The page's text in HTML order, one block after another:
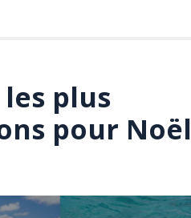
plus
pour Noël